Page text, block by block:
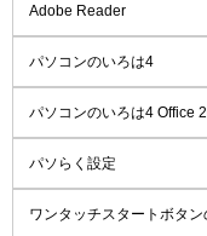
Adobe Reader
パソコンのいろは4
パソコンのいろは4 Office
パソらく設定
ワンタッチスタートボタン